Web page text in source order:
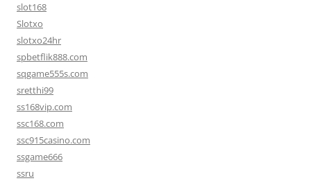
slot168
Slotxo
slotxo24hr
spbetflik888.com
sqgame555s.com
sretthi99
ss168vip.com
ssc168.com
ssc915casino.com
ssgame666
ssru